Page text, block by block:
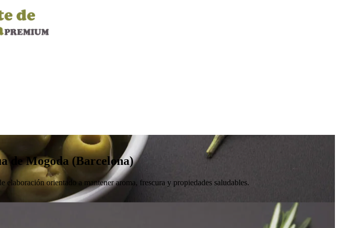
de Mogoda (Barcelona)
orientado a mantener aroma, frescura y propiedades saludables.